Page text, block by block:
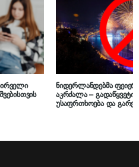
ნიდერლანდებმა
აკრძალა –
უსაფრთხოება და